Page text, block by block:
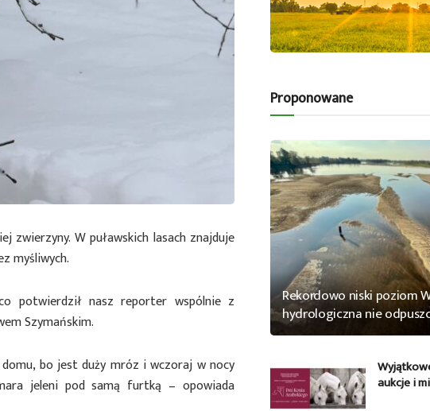
zwierzyny. W puławskich lasach znajduje
myśliwych.
potwierdził nasz reporter wspólnie z
Szymańskim.
bo jest duży mróz i wczoraj w nocy
jeleni pod samą furtką – opowiada
Proponowane
Rekordowo niski poziom
hydrologiczna nie
aukcje i